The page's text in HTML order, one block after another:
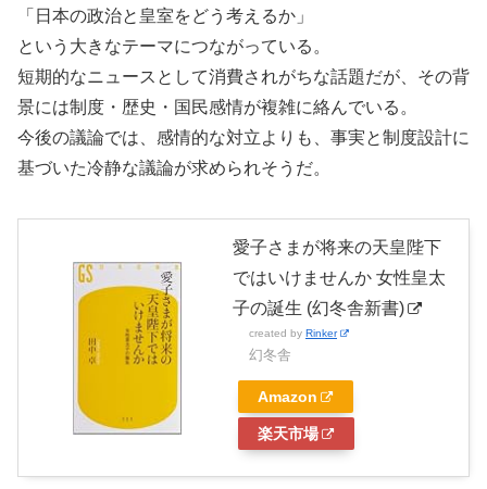
「日本の政治と皇室をどう考えるか」
という大きなテーマにつながっている。
短期的なニュースとして消費されがちな話題だが、その背
景には制度・歴史・国民感情が複雑に絡んでいる。
今後の議論では、感情的な対立よりも、事実と制度設計に
基づいた冷静な議論が求められそうだ。
愛子さまが将来の天皇陛下
ではいけませんか 女性皇太
子の誕生 (幻冬舎新書)
created by Rinker
幻冬舎
Amazon
楽天市場